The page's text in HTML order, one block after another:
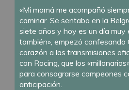
«Mi mamá me acompañó
caminar. Se sentaba en la
siete años y hoy es un día muy
también», empezó confesando
corazón a las transmisiones
con Racing, que los
para consagrarse campeones
anticipación.